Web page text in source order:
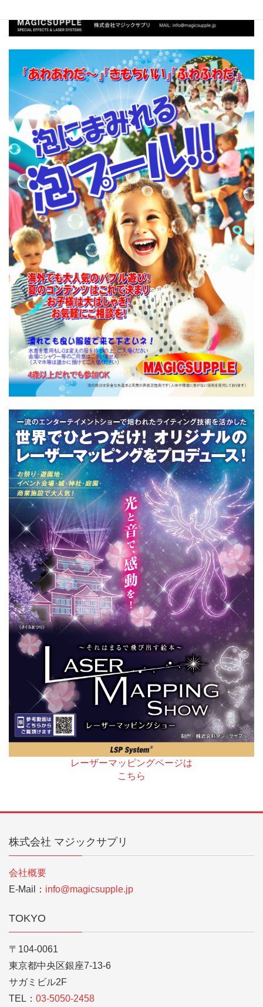
レーザーマッピングページは
こちら
株式会社 マジックサプリ
会社概要
E-Mail： info@magicsupple.jp
TOKYO
〒104-0061
東京都中央区銀座7-13-6
サガミビル2F
TEL： 03-5050-2458